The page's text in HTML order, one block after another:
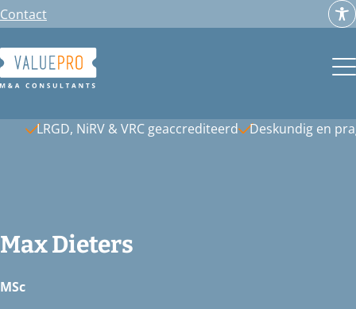
Ga
naar
de
inhoud
Contact
LRGD, NiRV & VRC geaccrediteerd Deskundig en
Max Dieters
MSc